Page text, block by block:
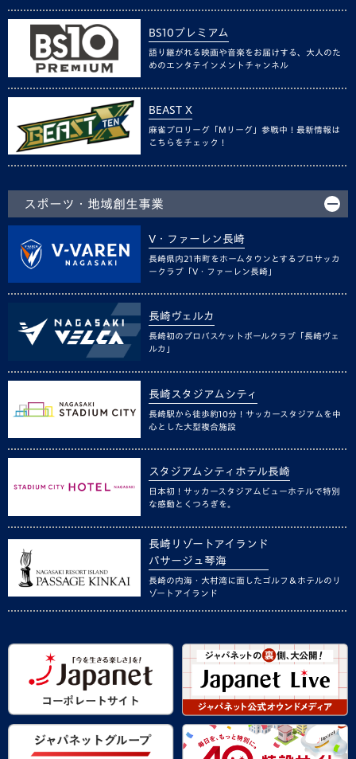
BS10プレミアム
語り継がれる映画や音楽をお届けする、大人のた
めのエンタテインメントチャンネル
BEAST X
麻雀プロリーグ「Mリーグ」参戦中！最新情報は
こちらをチェック！
スポーツ・地域創生事業
V・ファーレン長崎
長崎県内21市町をホームタウンとするプロサッカ
ークラブ「V・ファーレン長崎」
長崎ヴェルカ
長崎初のプロバスケットボールクラブ「長崎ヴェ
ルカ」
長崎スタジアムシティ
長崎駅から徒歩約10分！サッカースタジアムを中
心とした大型複合施設
スタジアムシティホテル長崎
日本初！サッカースタジアムビューホテルで特別
な感動とくつろぎを。
長崎リゾートアイランド
パサージュ琴海
長崎の内海・大村湾に面したゴルフ＆ホテルのリ
ゾートアイランド